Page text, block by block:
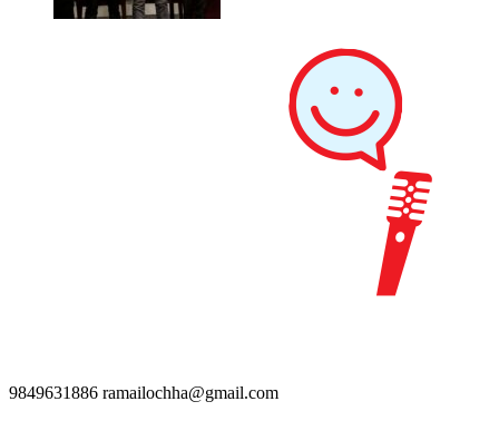
9849631886 ramailochha@gmail.com